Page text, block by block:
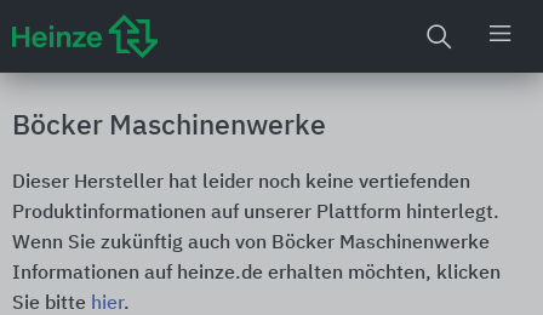
Böcker Maschinenwerke
Dieser Hersteller hat leider noch keine vertiefenden
Produktinformationen auf unserer Plattform hinterlegt.
Wenn Sie zukünftig auch von Böcker Maschinenwerke
Informationen auf heinze.de erhalten möchten, klicken
Sie bitte hier.